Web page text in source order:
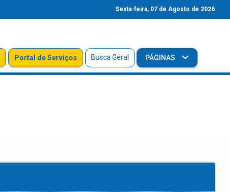
Sexta-feira, 07 de Agosto de 2026
Portal de Serviços Busca Geral PÁGINAS